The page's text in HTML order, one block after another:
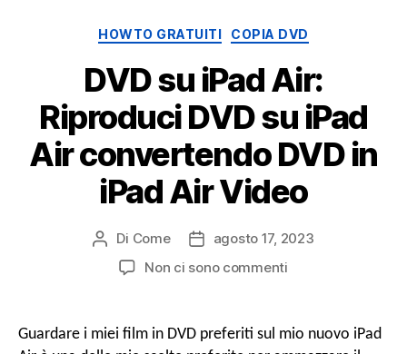
Categorie
HOWTO GRATUITI COPIA DVD
DVD su iPad Air:
Riproduci DVD su iPad
Air convertendo DVD in
iPad Air Video
Post
autore
Di Come
Dataagosto 17, 2023
Non ci sono commentiSU
iPad
Guardare i miei film in DVD preferiti sul mio nuovo iPad